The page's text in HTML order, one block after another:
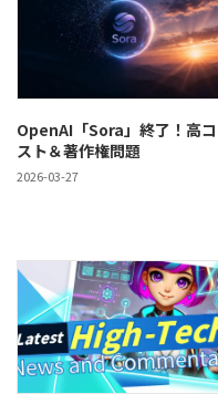
OpenAI「Sora」終了！高コ
スト＆著作権問題
2026-03-27